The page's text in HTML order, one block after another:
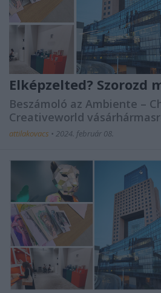
Elképzelted? Szorozd
Beszámoló az Ambiente –
Creativeworld
attilakovacs • 2024. február 08.